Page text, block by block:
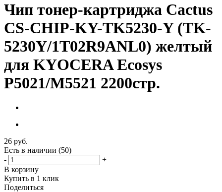
Чип тонер-картриджа Cactus
CS-CHIP-KY-TK5230-Y (TK-
5230Y/1T02R9ANL0) желтый
для KYOCERA Ecosys
P5021/M5521 2200стр.
26 руб.
Есть в наличии (50)
-
+
В корзину
Купить в 1 клик
Поделиться